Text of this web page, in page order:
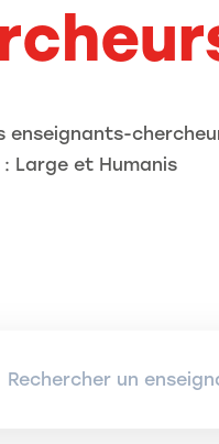
enseignants-
Large et Humanis